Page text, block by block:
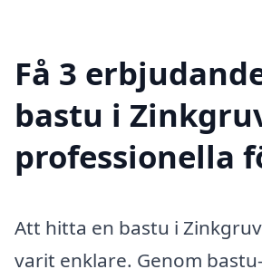
Få 3
bastu i
professionella
Att hitta en bastu i
varit enklare. Genom